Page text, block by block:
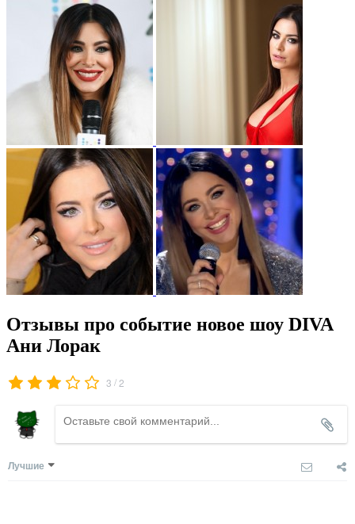
Отзывы про событие новое шоу DIVA
Ани Лорак
3 /2
Лучшие